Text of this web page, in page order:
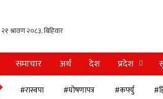
समाचार अर्थ देश प्रदेश
खेलकुद
#रास्वपा #घोषणापत्र #कर्फ्यु